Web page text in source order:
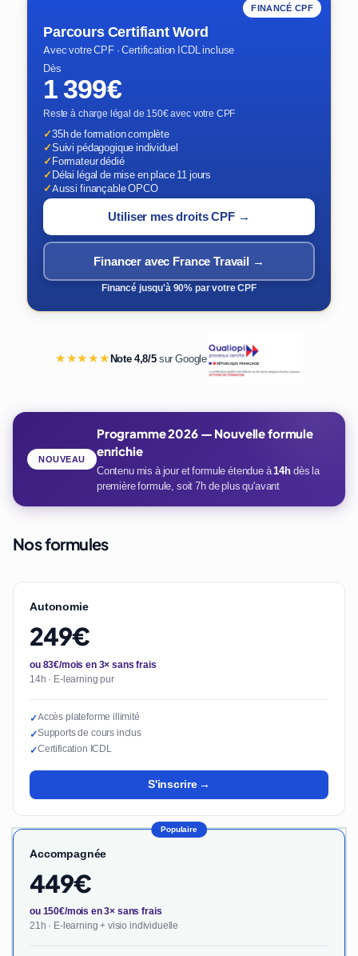
FINANCÉ CPF
Parcours Certifiant Word
Avec votre CPF · Certification ICDL incluse
Dès
1 399€
Reste à charge légal de 150€ avec votre CPF
✓35h de formation complète
✓Suivi pédagogique individuel
✓Formateur dédié
✓Délai légal de mise en place 11 jours
✓Aussi finançable OPCO
Utiliser mes droits CPF →
Financer avec France Travail →
Financé jusqu'à 90% par votre CPF
★★★★★Note 4,8/5sur Google
Programme 2026 — Nouvelle formule
enrichie
Contenu mis à jour et formule étendue à14hdès la
première formule, soit 7h de plus qu'avant
NOUVEAU
Nos formules
Autonomie
249€
ou 83€/mois en 3× sans frais
14h · E-learning pur
✓Accès plateforme illimité
✓Supports de cours inclus
✓Certification ICDL
S'inscrire →
Populaire
Accompagnée
449€
ou 150€/mois en 3× sans frais
21h · E-learning + visio individuelle